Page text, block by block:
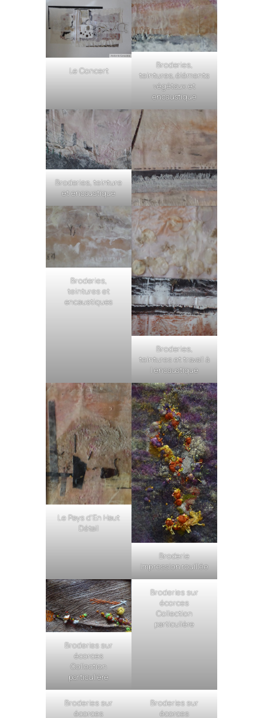
Le Concert
Broderies,
teintures, éléments
végétaux et
encaustique
Broderies, teinture
et encaustique
Broderies,
teintures et
encaustiques
Broderies,
teintures et travail à
l encaustique
Le Pays d’En Haut
Détail
Broderie
impression rouillée
Broderies sur
écorces
Collection
particulière
Broderies sur
écorces
Collection
particulière
Broderies sur
écorces
Broderies sur
écorces